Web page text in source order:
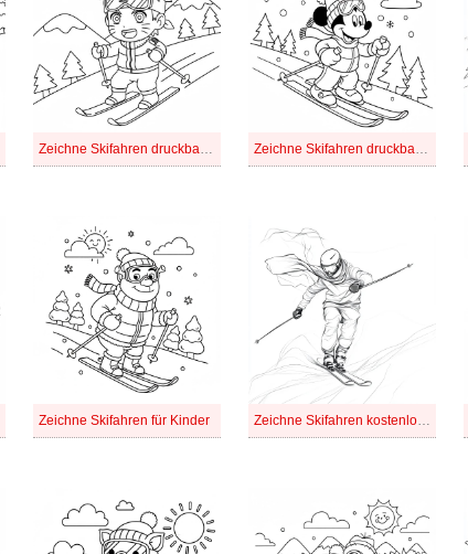
Zeichne Skifahren druckbare basisch Zeichne Skifahren druckbare einfach
Zeichne Skifahren für Kinder Zeichne Skifahren kostenlos basisch